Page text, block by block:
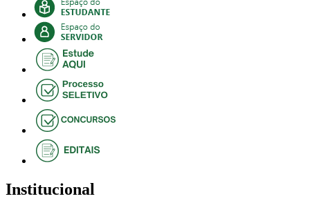
Institucional